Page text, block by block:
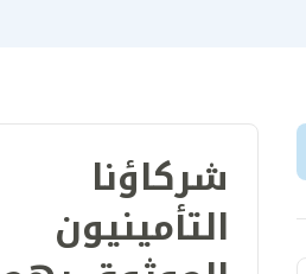
شركاؤنا
التأمينيون